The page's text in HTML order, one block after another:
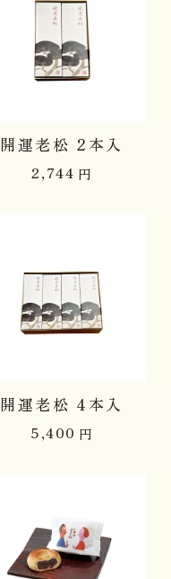
開運老松 2本入
2,744 円
開運老松 4本入
5,400 円